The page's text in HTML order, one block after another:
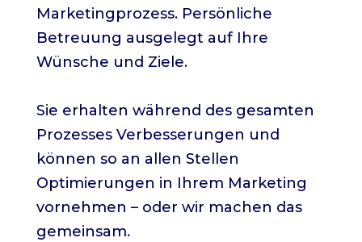
Marketingprozess. Persönliche
Betreuung ausgelegt auf Ihre
Wünsche und Ziele.
Sie erhalten während des gesamten
Prozesses Verbesserungen und
können so an allen Stellen
Optimierungen in Ihrem Marketing
vornehmen – oder wir machen das
gemeinsam.